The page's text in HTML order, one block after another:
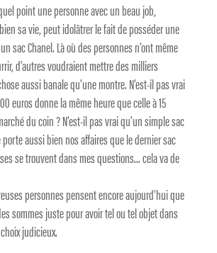
point une personne avec un beau job,
sa vie, peut idolâtrer le fait de posséder une
sac Chanel. Là où des personnes n’ont même
d’autres voudraient mettre des milliers
aussi banale qu’une montre. N’est-il pas vrai
euros donne la même heure que celle à 15
du coin ? N’est-il pas vrai qu’un simple sac
aussi bien nos affaires que le dernier sac
se trouvent dans mes questions… cela va de
personnes pensent encore aujourd’hui que
sommes juste pour avoir tel ou tel objet dans
judicieux.